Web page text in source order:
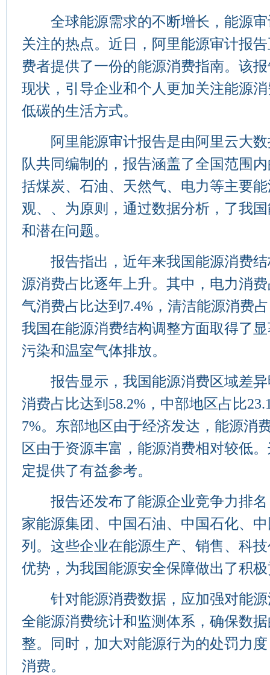
全球能源需求的不断增长，能源审
关注的热点。近日，阿里能源审计报
费者提供了一份的能源消费指南。该
现状，引导企业和个人更加关注能源
低碳的生活方式。
阿里能源审计报告是由阿里云大数
队共同编制的，报告涵盖了全国范围
括煤炭、石油、天然气、电力等主要
观、、为原则，通过数据分析，了我
和潜在问题。
报告指出，近年来我国能源消费结
源消费占比逐年上升。其中，电力消
气消费占比达到7.4%，清洁能源消费
我国在能源消费结构调整方面取得了
污染和温室气体排放。
报告显示，我国能源消费区域差异
消费占比达到58.2%，中部地区占比
7%。东部地区由于经济发达，能源消
区由于资源丰富，能源消费相对较低
定提供了有益参考。
报告还发布了能源企业竞争力排名
家能源集团、中国石油、中国石化、
列。这些企业在能源生产、销售、科
优势，为我国能源安全保障做出了积
针对能源消费数据，应加强对能源
全能源消费统计和监测体系，确保数
整。同时，加大对能源行为的处罚力
消费。